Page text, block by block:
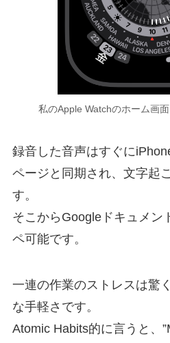
私のApple Watchのホーム画
録音した音声はすぐに
ページと同期され、文字起
す。
そこからGoogleドキュメン
ペ可能です。
一連の作業のストレスは驚
な手軽さです。
Atomic Habits的に言うと、